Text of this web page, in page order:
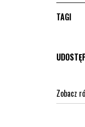
TAGI
Zobacz